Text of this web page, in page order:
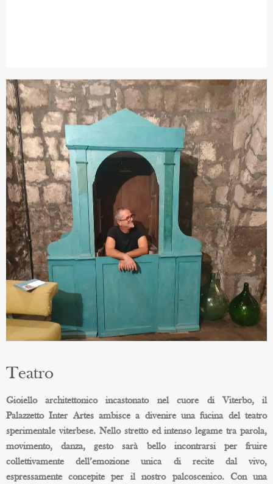
Teatro
Gioiello architettonico incastonato nel cuore di Viterbo, il
Palazzetto Inter Artes ambisce a divenire una fucina del teatro
sperimentale viterbese. Nello stretto ed intenso legame tra parola,
movimento, danza, gesto sarà bello incontrarsi per fruire
collettivamente dell’emozione unica di recite dal vivo,
espressamente concepite per il nostro palcoscenico. Con una